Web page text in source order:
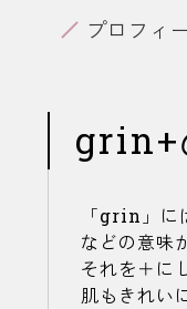
プロフィ
grin+
「grin」に
などの意味
それを＋に
肌もきれい